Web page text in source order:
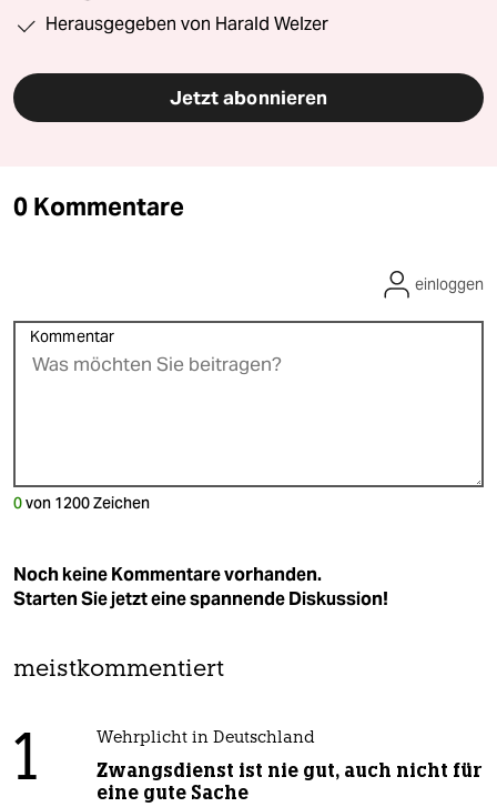
Herausgegeben von Harald Welzer
Jetzt abonnieren
0 Kommentare
Kommentar
0von 1200Zeichen
einloggen
Noch keine Kommentare vorhanden.
Starten Sie jetzt eine spannende Diskussion!
meistkommentiert
1 Wehrplicht in Deutschland
Zwangsdienst ist nie gut, auch nicht für
eine gute Sache